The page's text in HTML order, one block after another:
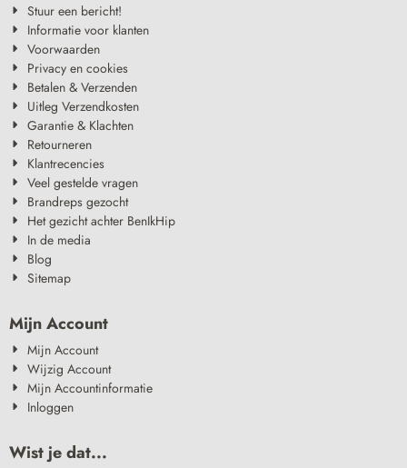
Stuur een bericht!
Informatie voor klanten
Voorwaarden
Privacy en cookies
Betalen & Verzenden
Uitleg Verzendkosten
Garantie & Klachten
Retourneren
Klantrecencies
Veel gestelde vragen
Brandreps gezocht
Het gezicht achter BenIkHip
In de media
Blog
Sitemap
Mijn Account
Mijn Account
Wijzig Account
Mijn Accountinformatie
Inloggen
Wist je dat...